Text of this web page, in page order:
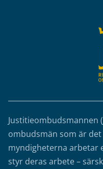
Justitieombudsmannen
ombudsmän som är
myndigheterna arbetar
styr deras arbete –